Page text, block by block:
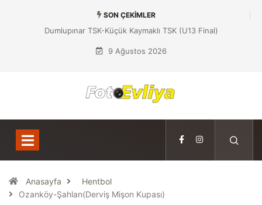
SON ÇEKIMLER
Dumlupınar TSK-Yeniboğaziçi DSK (U13 Yarı Final)
9 Ağustos 2026
Anasayfa
Hentbol
Ozanköy-Şahlan(Derviş Mişon Kupası)